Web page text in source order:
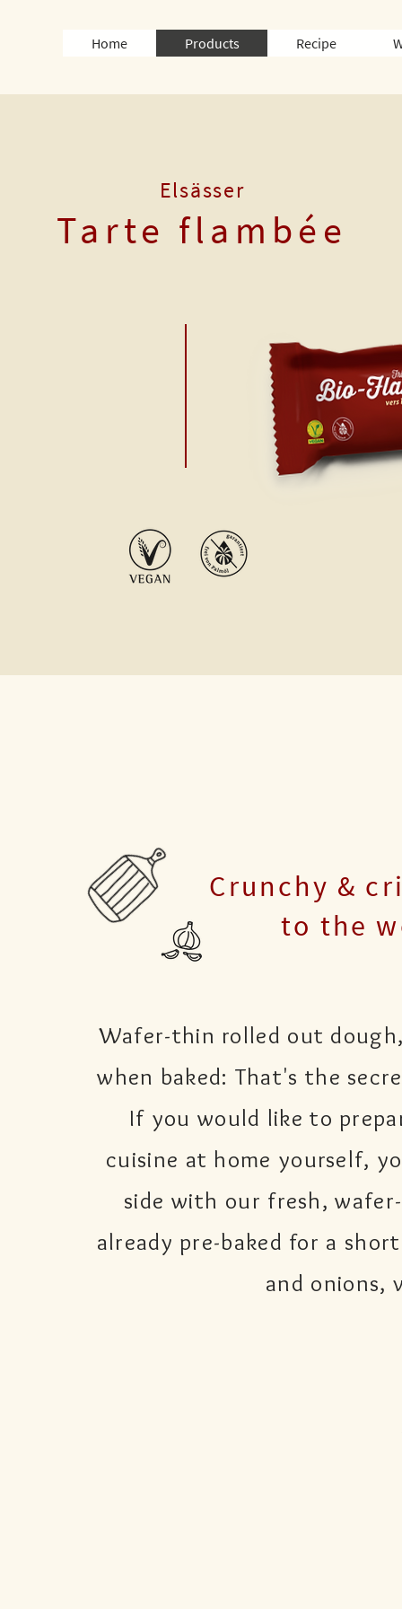
Home Products Recipe
Elsässer
Tarte flambée
Crunchy &
to the
Wafer-thin rolled out
when baked: That's the
If you would like to
cuisine at home yourself,
side with our fresh,
already pre-baked for a
and onions,